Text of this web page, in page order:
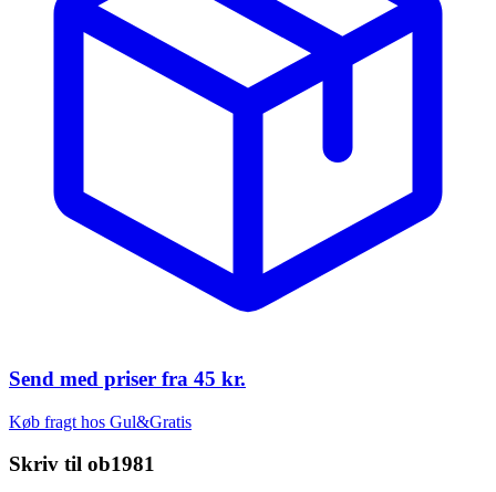
Send med priser fra 45 kr.
Køb fragt hos Gul&Gratis
Skriv til ob1981